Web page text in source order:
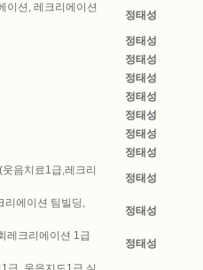
이션, 레크리에이션
정태성
정태성
정태성
정태성
정태성
정태성
정태성
정태성
음치료1급,레크리
정태성
리에이션 팀빌딩,
정태성
레크리에이션 1급
정태성